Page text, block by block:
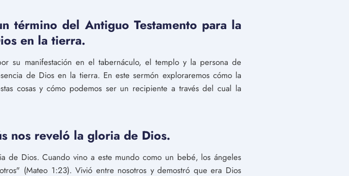
término del Antiguo Testamento para la
en la tierra.
su manifestación en el tabernáculo, el templo y la persona de
de Dios en la tierra. En este sermón exploraremos cómo la
cosas y cómo podemos ser un recipiente a través del cual la
nos reveló la gloria de Dios.
de Dios. Cuando vino a este mundo como un bebé, los ángeles
(Mateo 1:23). Vivió entre nosotros y demostró que era Dios